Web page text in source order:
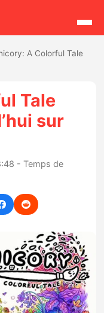
A Colorful Tale
Tale
sur
- Temps de